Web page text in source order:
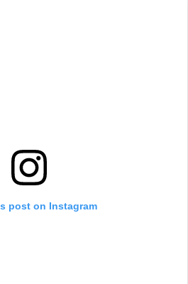
post on Instagram